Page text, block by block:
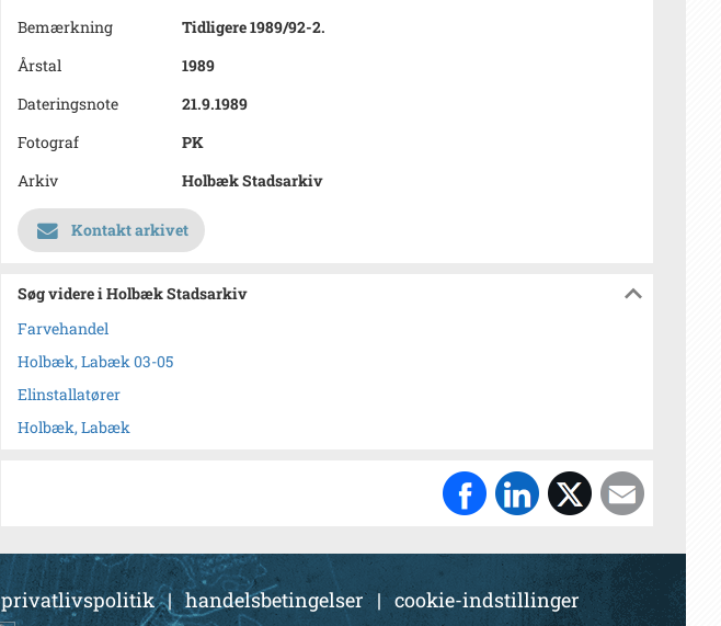
Bemærkning
Tidligere 1989/92-2.
Årstal
1989
Dateringsnote
21.9.1989
Fotograf
PK
Arkiv
Holbæk Stadsarkiv
Kontakt arkivet
Søg videre i Holbæk Stadsarkiv
Farvehandel
Holbæk, Labæk 03-05
Elinstallatører
Holbæk, Labæk
privatlivspolitik|handelsbetingelser | cookie-indstillinger